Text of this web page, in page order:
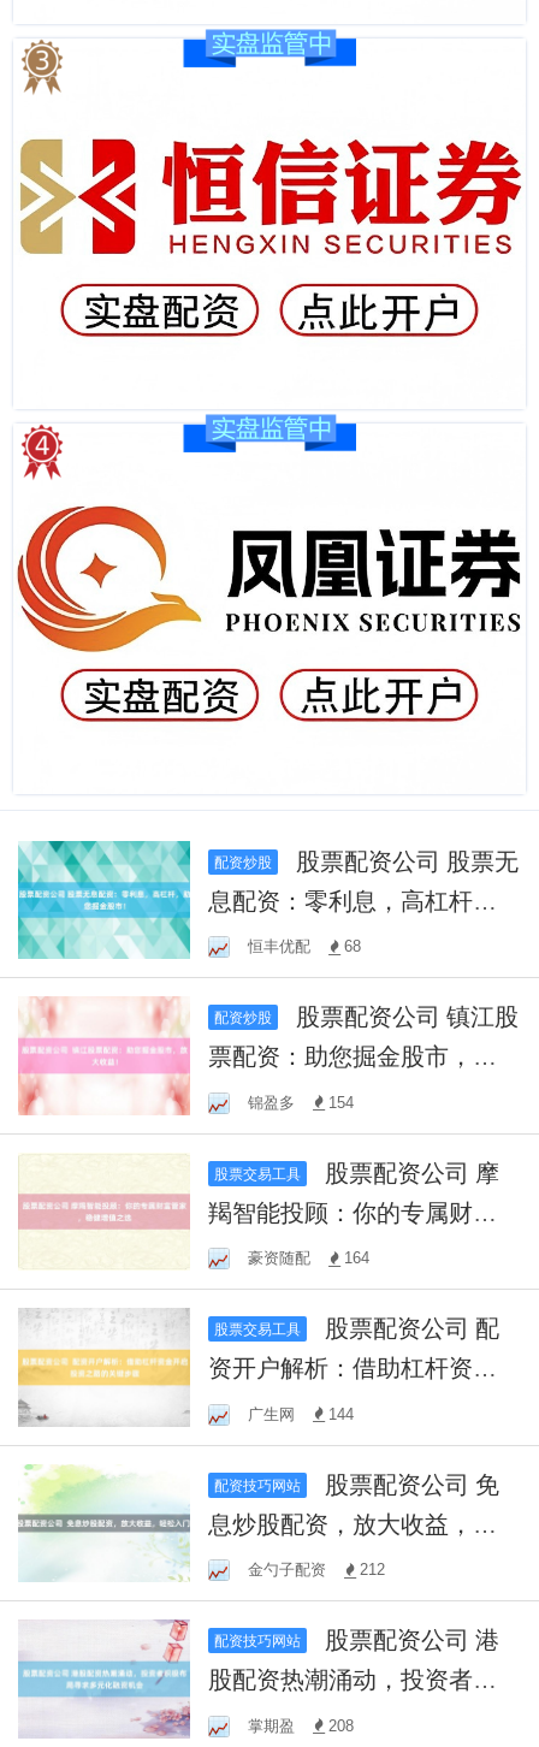
配资炒股
息配资：零利息，高杠杆，
助您掘金股市！
恒丰优配 68
配资炒股
票配资：助您掘金股市，放
大收益！
锦盈多 154
股票交易工具
羯智能投顾：你的专属财富
管家，稳健增值之选
豪资随配 164
股票交易工具
资开户解析：借助杠杆资金
开启投资之路的关键步骤
广生网 144
配资技巧网站
息炒股配资，放大收益，轻
松入门！
金勺子配资 212
配资技巧网站
股配资热潮涌动，投资者积
极布局寻求多元化融资机会
掌期盈 208